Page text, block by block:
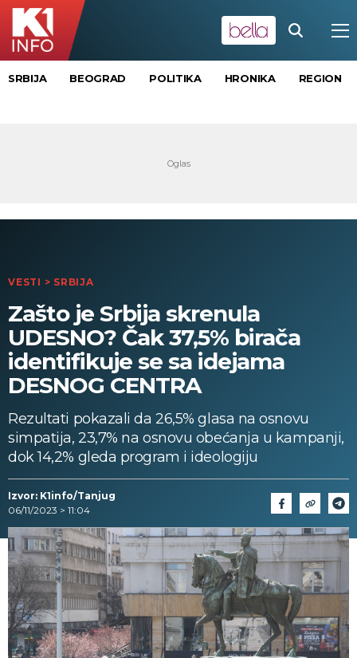
SRBIJA BEOGRAD POLITIKA HRONIKA REGION
VESTI > SRBIJA
Zašto je Srbija skrenula
UDESNO? Čak 37,5% birača
identifikuje se sa idejama
DESNOG CENTRA
Rezultati pokazali da 26,5% glasa na osnovu
simpatija, 23,7% na osnovu obećanja u kampanji,
dok 14,2% gleda program i ideologiju
Izvor: K1info/Tanjug
06/11/2023 > 11:04